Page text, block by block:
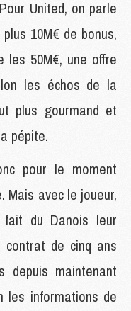
United, on parle
10M€ de bonus,
les 50M€, une offre
les échos de la
plus gourmand et
pépite.
pour le moment
Mais avec le joueur,
fait du Danois leur
contrat de cinq ans
depuis maintenant
les informations de